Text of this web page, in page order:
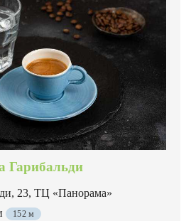
Гарибальди
23, ТЦ «Панорама»
152 м